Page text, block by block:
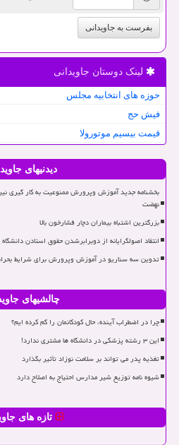
بفرست به جاویدانی
لینک دوستان جاویدانی
حوزه های انتخابیه مجلس
فیش حج
قیمت بیسیم موتورولا
دیدنیهای
بخشنامه جدید آموزش وپرورش ممنوعیت به کار گیری
نهضت
بزرگترین اشتباه بیماران دچار فشارخون بالا
انتقاد اصولگرایانه از دوبرابرشدن حقوق استادن دانشگاه
تدوین سه سناریو در آموزش وپرورش برای شرایط
چالشیهای
چرا در اضطراب آینده، حال کودکانمان را گم کرده ایم؟
این ۳ رشته پزشکی در دانشگاه ها مشتری ندارد!
تغذیه پدر می تواند بر سلامت نوزاد تأثیر بگذارد
شیوه نامه توزیع شیر مدارس احتیاج به اصلاح دارد
تازه های